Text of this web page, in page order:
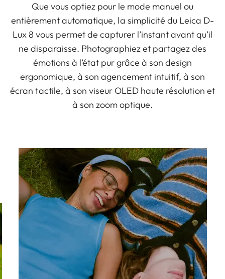
Que vous optiez pour le mode manuel ou
entièrement automatique, la simplicité du Leica D-
Lux 8 vous permet de capturer l’instant avant qu’il
ne disparaisse. Photographiez et partagez des
émotions à l’état pur grâce à son design
ergonomique, à son agencement intuitif, à son
écran tactile, à son viseur OLED haute résolution et
à son zoom optique.